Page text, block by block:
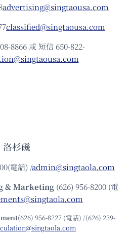
advertising@singtaousa.com
classified@singtaousa.com
8866 或 短信 650-822-
洛杉磯
電話) /admin@singtaola.com
& Marketing (626) 956-8200 (電
(626) 956-8227 (電話) /(626) 239-